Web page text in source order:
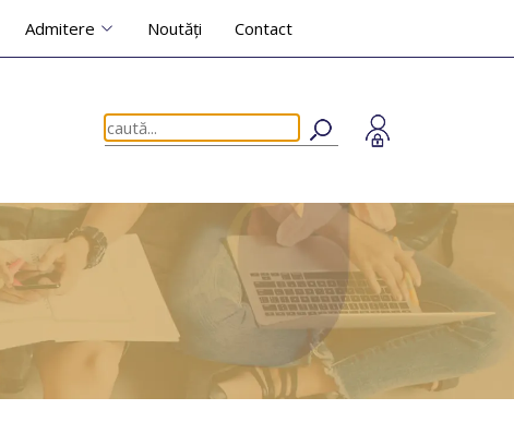
Admitere Noutăți Contact